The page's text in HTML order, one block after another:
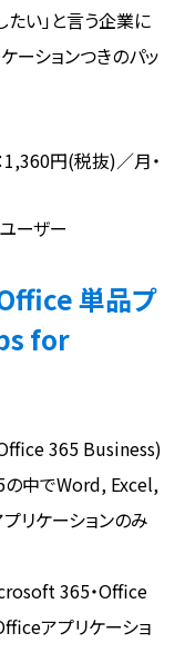
たい」と言う企業に
ーションつきのパッ
円(税抜)／月・
ーザー
単品プ
for
365 Business)
の中でWord, Excel,
リケーションのみ
365・Office
アプリケーショ